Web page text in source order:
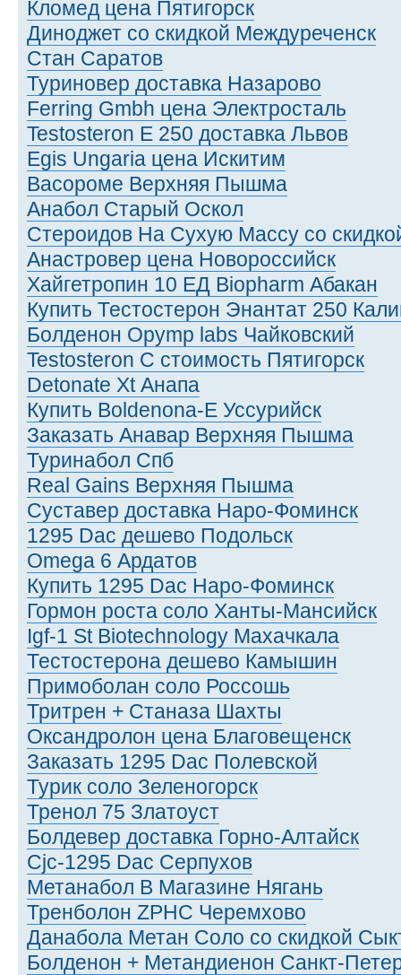
Кломед цена Пятигорск
Диноджет со скидкой Междуреченск
Стан Саратов
Туриновер доставка Назарово
Ferring Gmbh цена Электросталь
Testosteron E 250 доставка Львов
Egis Ungaria цена Искитим
Васороме Верхняя Пышма
Анабол Старый Оскол
Стероидов На Сухую Массу со
Анастровер цена Новороссийск
Хайгетропин 10 ЕД Biopharm Абакан
Купить Тестостерон Энантат 250
Болденон Opymp labs Чайковский
Testosteron C стоимость Пятигорск
Detonate Xt Анапа
Купить Boldenona-E Уссурийск
Заказать Анавар Верхняя Пышма
Туринабол Спб
Real Gains Верхняя Пышма
Суставер доставка Наро-Фоминск
1295 Dac дешево Подольск
Omega 6 Ардатов
Купить 1295 Dac Наро-Фоминск
Гормон роста соло Ханты-Мансийск
Igf-1 St Biotechnology Махачкала
Тестостерона дешево Камышин
Примоболан соло Россошь
Тритрен + Станаза Шахты
Оксандролон цена Благовещенск
Заказать 1295 Dac Полевской
Турик соло Зеленогорск
Тренол 75 Златоуст
Болдевер доставка Горно-Алтайск
Cjc-1295 Dac Серпухов
Метанабол В Магазине Нягань
Тренболон ZPHC Черемхово
Данабола Метан Соло со скидкой
Болденон + Метандиенон Санкт-